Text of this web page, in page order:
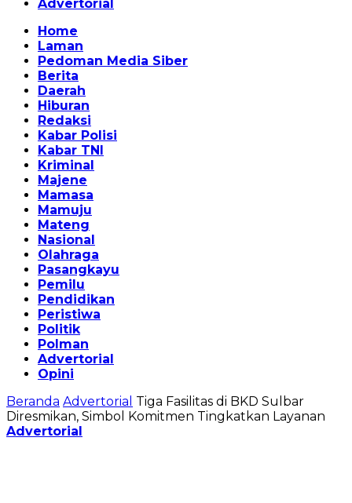
Advertorial
Home
Laman
Pedoman Media Siber
Berita
Daerah
Hiburan
Redaksi
Kabar Polisi
Kabar TNI
Kriminal
Majene
Mamasa
Mamuju
Mateng
Nasional
Olahraga
Pasangkayu
Pemilu
Pendidikan
Peristiwa
Politik
Polman
Advertorial
Opini
Beranda Advertorial Tiga Fasilitas di BKD Sulbar
Diresmikan, Simbol Komitmen Tingkatkan Layanan
Advertorial